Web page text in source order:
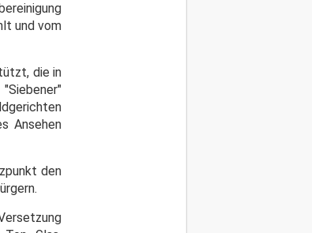
und vom
die in
Ansehen
den